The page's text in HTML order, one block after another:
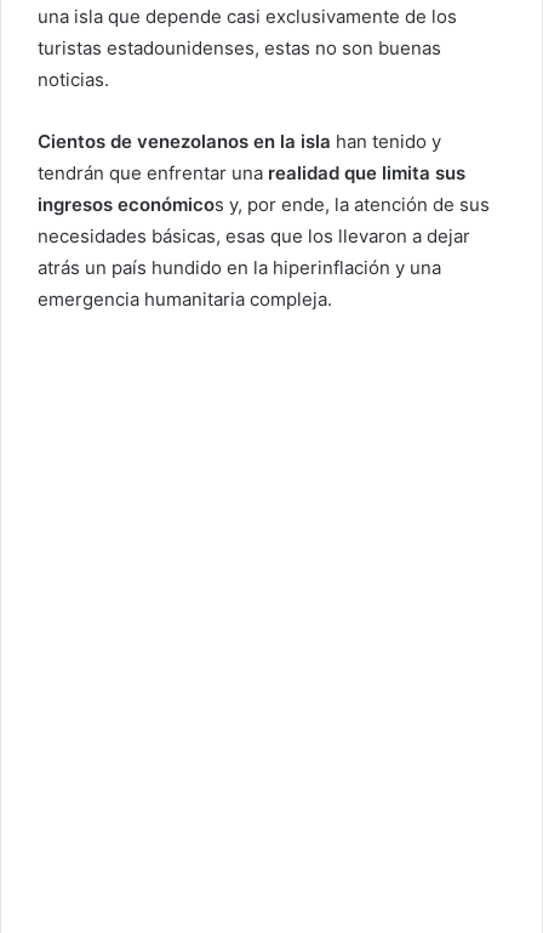
una isla que depende casi exclusivamente de los
turistas estadounidenses, estas no son buenas
noticias.
Cientos de venezolanos en la isla han tenido y
tendrán que enfrentar una realidad que limita sus
ingresos económicos y, por ende, la atención de sus
necesidades básicas, esas que los llevaron a dejar
atrás un país hundido en la hiperinflación y una
emergencia humanitaria compleja.